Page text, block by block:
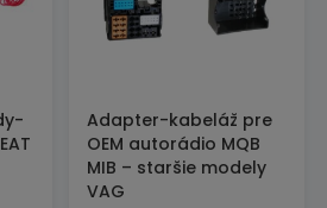
Adapter-kabeláž pre
OEM autorádio MQB
MIB – staršie modely
VAG